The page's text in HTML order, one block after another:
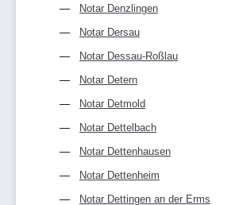
Notar Denzlingen
Notar Dersau
Notar Dessau-Roßlau
Notar Detern
Notar Detmold
Notar Dettelbach
Notar Dettenhausen
Notar Dettenheim
Notar Dettingen an der Erms